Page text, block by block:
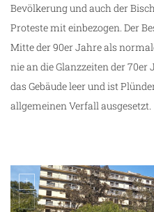
Bevölkerung und auch der
Proteste mit einbezogen. Der
Mitte der 90er Jahre als
nie an die Glanzzeiten der
das Gebäude leer und ist
allgemeinen Verfall ausgesetzt.